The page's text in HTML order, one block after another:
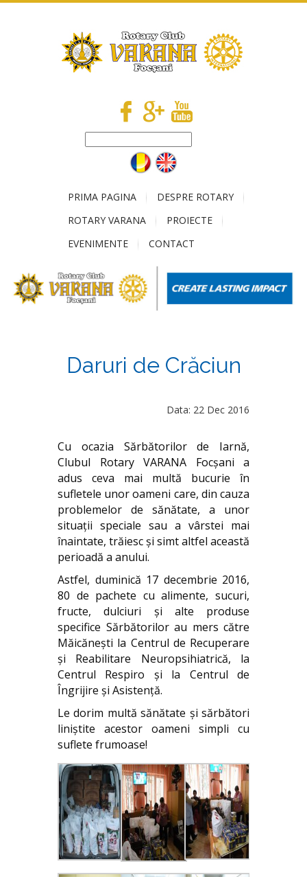
PRIMA PAGINA
DESPRE ROTARY
ROTARY VARANA
PROIECTE
EVENIMENTE
CONTACT
Daruri de Crăciun
Data: 22 Dec 2016
Cu ocazia Sărbătorilor de Iarnă,
Clubul Rotary VARANA Focșani a
adus ceva mai multă bucurie în
sufletele unor oameni care, din cauza
problemelor de sănătate, a unor
situații speciale sau a vârstei mai
înaintate, trăiesc și simt altfel această
perioadă a anului.
Astfel, duminică 17 decembrie 2016,
80 de pachete cu alimente, sucuri,
fructe, dulciuri și alte produse
specifice Sărbătorilor au mers către
Măicănești la Centrul de Recuperare
și Reabilitare Neuropsihiatrică, la
Centrul Respiro și la Centrul de
Îngrijire și Asistență.
Le dorim multă sănătate și sărbători
liniștite acestor oameni simpli cu
suflete frumoase!